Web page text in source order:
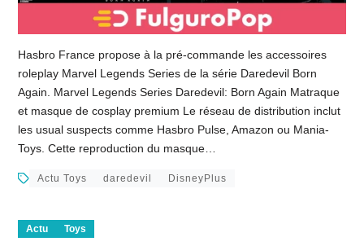
Hasbro France propose à la pré-commande les accessoires
roleplay Marvel Legends Series de la série Daredevil Born
Again. Marvel Legends Series Daredevil: Born Again Matraque
et masque de cosplay premium Le réseau de distribution inclut
les usual suspects comme Hasbro Pulse, Amazon ou Mania-
Toys. Cette reproduction du masque…
Actu Toys daredevil DisneyPlus
Actu Toys